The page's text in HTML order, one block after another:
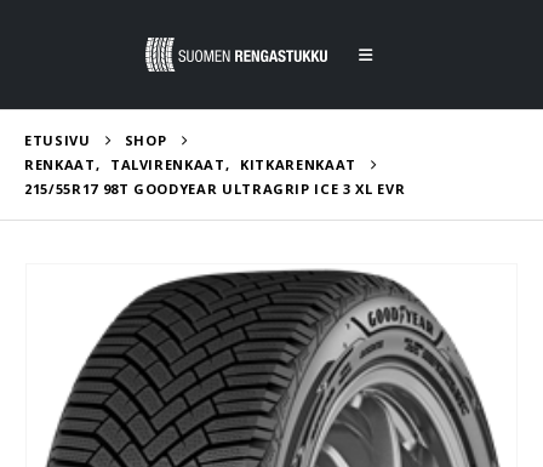
ETUSIVU
SHOP
RENKAAT, TALVIRENKAAT,
KITKARENKAAT
215/55R17 98T GOODYEAR ULTRAGRIP ICE 3 XL EVR